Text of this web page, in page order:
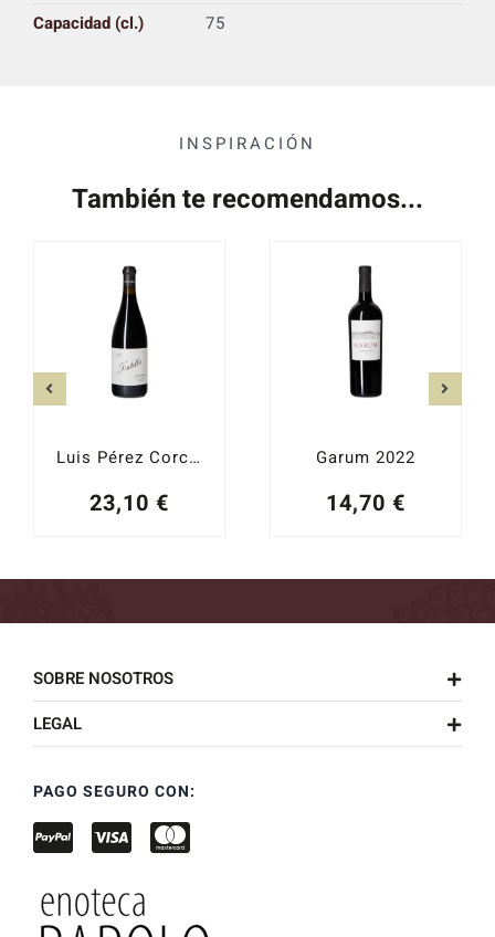
Capacidad (cl.)
75
INSPIRACIÓN
También te recomendamos...
Luis Pérez Corchuelo Tintilla 2022
23,10 €
Garum 2022
14,70 €
SOBRE NOSOTROS
LEGAL
PAGO SEGURO CON: